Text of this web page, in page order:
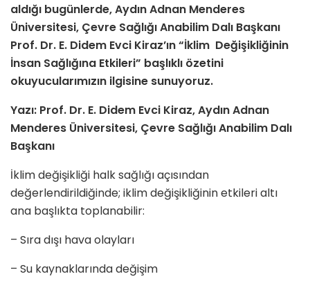
aldığı bugünlerde, Aydın Adnan Menderes
Üniversitesi, Çevre Sağlığı Anabilim Dalı Başkanı
Prof. Dr. E. Didem Evci Kiraz’ın “İklim Değişikliğinin
İnsan Sağlığına Etkileri” başlıklı özetini
okuyucularımızın ilgisine sunuyoruz.
Yazı: Prof. Dr. E. Didem Evci Kiraz, Aydın Adnan
Menderes Üniversitesi, Çevre Sağlığı Anabilim Dalı
Başkanı
İklim değişikliği halk sağlığı açısından
değerlendirildiğinde; iklim değişikliğinin etkileri altı
ana başlıkta toplanabilir:
– Sıra dışı hava olayları
– Su kaynaklarında değişim